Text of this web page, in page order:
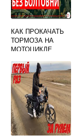
КАК ПРОКАЧАТЬ
ТОРМОЗА НА
МОТОЦИКЛЕ